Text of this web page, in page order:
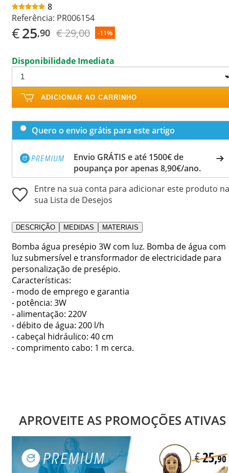
8
Referência: PR006154
€25,90 € 29,00 -11%
Disponibilidade Imediata
ADICIONAR AO CARRINHO
Quero o envio grátis para este artigo
Envio GRÁTIS e até 1500€ de
poupança por apenas 8,90€/ano.
Entre na sua conta para adicionar este produto na
sua Lista de Desejos
DESCRIÇÃO MEDIDAS MATERIAIS
Bomba água presépio 3W com luz. Bomba de água com
luz submersível e transformador de electricidade para
personalização de presépio.
Características:
- modo de emprego e garantia
- potência: 3W
- alimentação: 220V
- débito de água: 200 l/h
- cabeçal hidráulico: 40 cm
- comprimento cabo: 1 m cerca.
APROVEITE AS PROMOÇÕES ATIVAS